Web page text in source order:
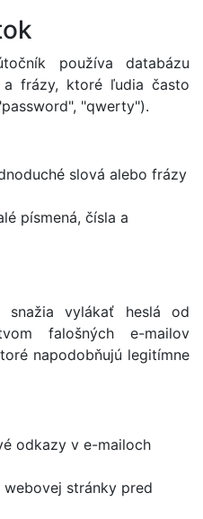
používa databázu
a frázy, ktoré ľudia často
"qwerty").
slová alebo frázy
písmená, čísla a
snažia vylákať heslá od
falošných e-mailov
napodobňujú legitímne
odkazy v e-mailoch
stránky pred